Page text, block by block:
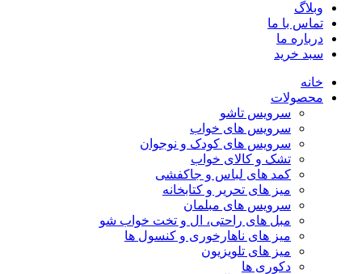
وبلاگ
تماس با ما
درباره ما
سبد خرید
خانه
محصولات
سرویس تاشو
سرویس های خواب
سرویس های کودک و نوجوان
تشک و کالای خواب
کمد های لباس و جاکفشی
میز های تحریر و کتابخانه
سرویس های مبلمان
مبل های راحتی، ال و تخت خواب شو
میز های ناهارخوری و کنسول ها
میز های تلویزیون
دکوری ها